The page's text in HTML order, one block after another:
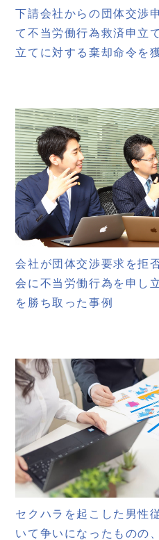
下請会社からの団体交渉
て不当労働行為救済申立
立てに対する棄却命令を
会社が団体交渉要求を拒
会に不当労働行為を申し
を勝ち取った事例
セクハラを起こした男性
いて争いになったものの